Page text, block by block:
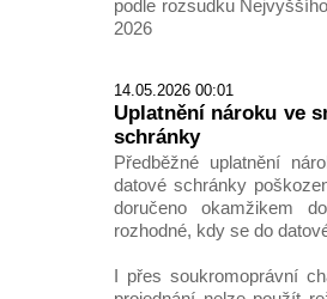
podle rozsudku
2026
14.05.2026 00:01
Uplatnění nároku ve
schránky
Předběžné uplatnění
datové schránky
doručeno okamžikem
rozhodné, kdy se do
I přes soukromoprávní